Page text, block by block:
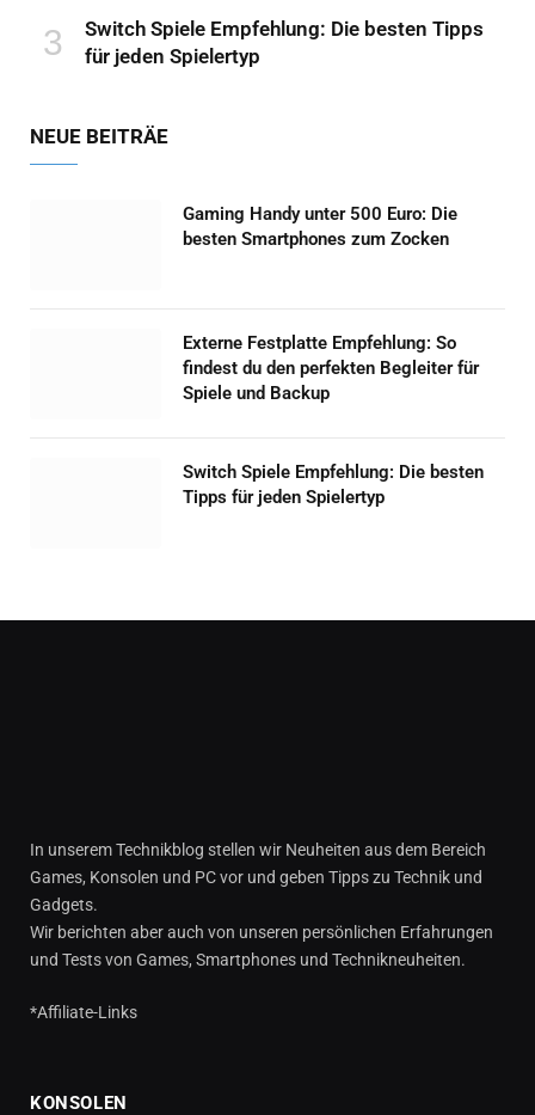
Switch Spiele Empfehlung: Die besten Tipps
für jeden Spielertyp
NEUE BEITRÄE
Gaming Handy unter 500 Euro: Die
besten Smartphones zum Zocken
Externe Festplatte Empfehlung: So
findest du den perfekten Begleiter für
Spiele und Backup
Switch Spiele Empfehlung: Die besten
Tipps für jeden Spielertyp
In unserem Technikblog stellen wir Neuheiten aus dem Bereich
Games, Konsolen und PC vor und geben Tipps zu Technik und
Gadgets.
Wir berichten aber auch von unseren persönlichen Erfahrungen
und Tests von Games, Smartphones und Technikneuheiten.
*Affiliate-Links
KONSOLEN